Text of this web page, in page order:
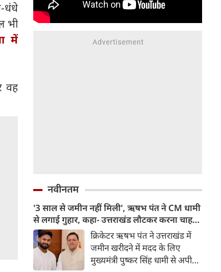
धंधे
भी
में
वह
नवीनतम
'3 साल से जमीन नहीं मिली', ऋषभ पंत ने CM धामी
से लगाई गुहार, कहा- उत्तराखंड लौटकर करना चाहता
हूं काम
क्रिकेटर ऋषभ पंत ने उत्तराखंड में
जमीन खरीदने में मदद के लिए
मुख्यमंत्री पुष्कर सिंह धामी से अपील